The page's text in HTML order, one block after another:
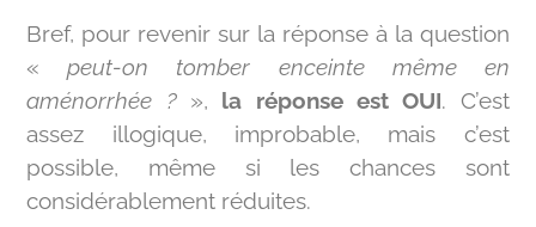
Bref, pour revenir sur la réponse à la question
«peut-on tomber enceinte même en
aménorrhée ?», la réponse est OUI. C’est
assez illogique, improbable, mais c’est
possible, même si les chances sont
considérablement réduites.